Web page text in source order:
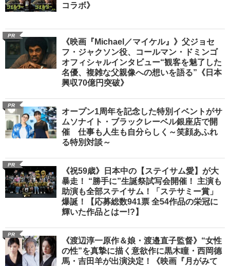
コラボ》
PR
《映画『Michael／マイケル』》父ジョセ
フ・ジャクソン役、コールマン・ドミンゴ
オフィシャルインタビュー“観客を魅了した
名優、複雑な父親像への想いを語る”《日本
興収70億円突破》
PR
オープン1周年を記念した特別イベントがサ
ムソナイト・ブラックレーベル銀座店で開
催 仕事も人生も自分らしく～笑顔あふれ
る特別対談～
PR
《祝59歳》日本中の【ステイサム愛】が大
暴走！ “勝手に”生誕祭試写会開催！ 主演も
助演も全部ステイサム！「ステサミー賞」
爆誕！【応募総数941票 全54作品の栄冠に
輝いた作品とはー!?】
PR
《渡辺淳一原作＆娘・渡邉直子監督》“女性
の性”を真摯に描く意欲作に黒木瞳・西岡德
馬・吉田羊が出演決定！《映画『月がみて